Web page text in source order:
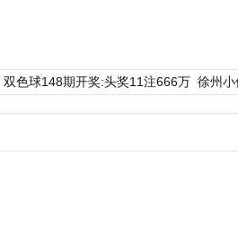
双色球148期开奖:头奖11注666万 徐州